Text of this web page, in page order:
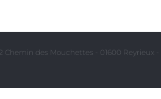
Chemin des Mouchettes - 01600 Reyrieux -